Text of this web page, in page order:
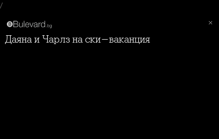
/
Даяна и Чарлз на ски-ваканция